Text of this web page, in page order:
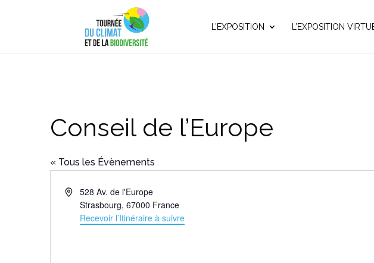
L’EXPOSITION L’EXPOSITION
Conseil de l’Europe
« Tous les Évènements
Adresse528 Av. de l'Europe
Strasbourg, 67000 France
Recevoir l’Itinéraire à suivre